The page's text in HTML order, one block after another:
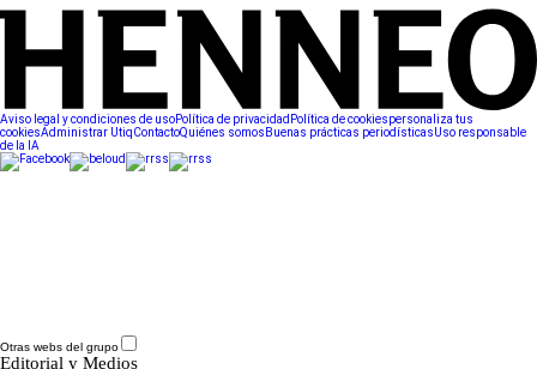
Aviso legal y condiciones de usoPolítica de privacidad Política de cookiespersonaliza tus
cookiesAdministrar UtiqContactoQuiénes somos Buenas prácticas periodísticasUso responsable
de la IA
Otras webs del grupo
Editorial y Medios